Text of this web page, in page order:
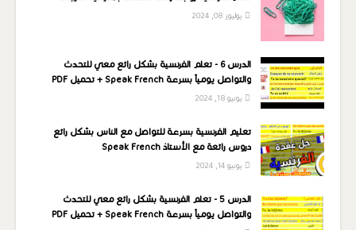
يوليوز 08, 2024
الدرس 6 - تعلم الفرنسية بشكل رائع معي للتحدث
والتواصل يومياً بسرعة Speak French + تحميل PDF
يونيو 18, 2024
تعليم الفرنسية بسرعة للتواصل مع الناس بشكل رائع
دروس رائعة مع الأستاذ Speak French
يونيو 14, 2024
الدرس 5 - تعلم الفرنسية بشكل رائع معي للتحدث
والتواصل يومياً بسرعة Speak French + تحميل PDF